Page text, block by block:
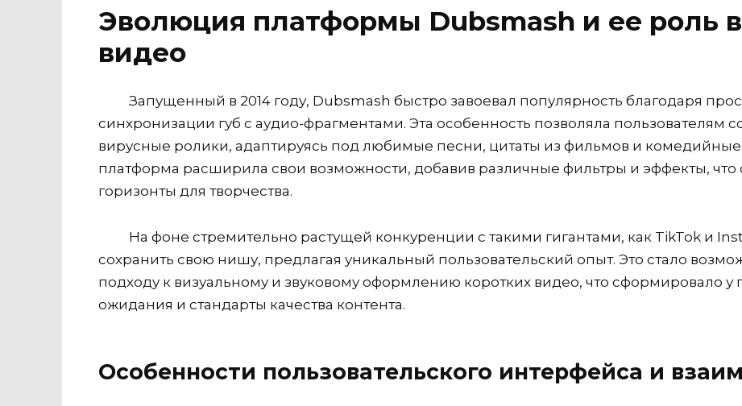
Эволюция платформы Dubsmash и ее роль
видео
Запущенный в 2014 году, Dubsmash быстро завоевал популярность благодаря
синхронизации губ с аудио-фрагментами. Эта особенность позволяла пользователям
вирусные ролики, адаптируясь под любимые песни, цитаты из фильмов и
платформа расширила свои возможности, добавив различные фильтры и эффекты,
горизонты для творчества.
На фоне стремительно растущей конкуренции с такими гигантами, как TikTok и
сохранить свою нишу, предлагая уникальный пользовательский опыт. Это стало
подходу к визуальному и звуковому оформлению коротких видео, что сформировало
ожидания и стандарты качества контента.
Особенности пользовательского интерфейса и